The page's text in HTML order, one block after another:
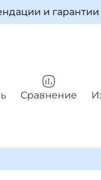
и гарантии
Сравнение